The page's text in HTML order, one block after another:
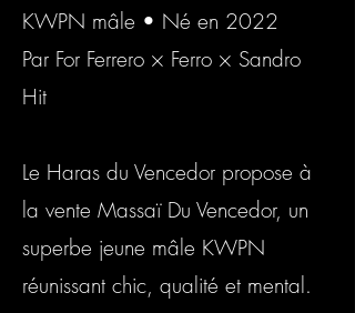
KWPN mâle • Né en 2022
Par For Ferrero × Ferro × Sandro
Hit
Le Haras du Vencedor propose à
la vente Massaï Du Vencedor, un
superbe jeune mâle KWPN
réunissant chic, qualité et mental.